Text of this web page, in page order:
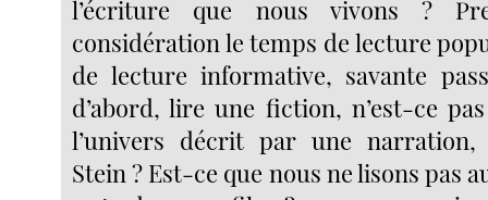
l’écriture que nous vivons ?
considération le temps de lecture
de lecture informative, savante
d’abord, lire une fiction, n’est-ce
l’univers décrit par une narration,
Stein ? Est-ce que nous ne lisons pas